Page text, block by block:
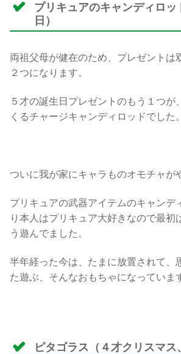
プリキュアのキャンディロッ
日）
両祖父母が健在のため、プレゼントは
２つになります。
５才の誕生日プレゼントのもう１つが
くるチャージキャンディロッドでした。
ついに我が家にキャラものオモチャが
プリキュアの武器アイテムのキャンデ
り本人はプリキュア大好きなので最初
う遊んでました。
半年経った今は、たまに放置されて、
た遊ぶ、そんなおもちゃになっていま
ピタゴラス（４才クリスマス